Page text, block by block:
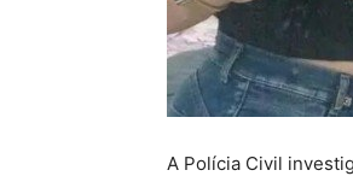
A Polícia Civil